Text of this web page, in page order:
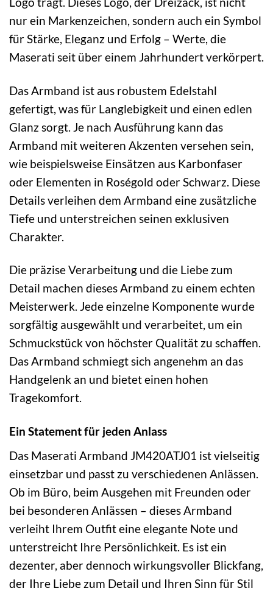
nur ein Markenzeichen, sondern auch ein Symbol
für Stärke, Eleganz und Erfolg – Werte, die
Maserati seit über einem Jahrhundert verkörpert.
Das Armband ist aus robustem Edelstahl
gefertigt, was für Langlebigkeit und einen edlen
Glanz sorgt. Je nach Ausführung kann das
Armband mit weiteren Akzenten versehen sein,
wie beispielsweise Einsätzen aus Karbonfaser
oder Elementen in Roségold oder Schwarz. Diese
Details verleihen dem Armband eine zusätzliche
Tiefe und unterstreichen seinen exklusiven
Charakter.
Die präzise Verarbeitung und die Liebe zum
Detail machen dieses Armband zu einem echten
Meisterwerk. Jede einzelne Komponente wurde
sorgfältig ausgewählt und verarbeitet, um ein
Schmuckstück von höchster Qualität zu schaffen.
Das Armband schmiegt sich angenehm an das
Handgelenk an und bietet einen hohen
Tragekomfort.
Ein Statement für jeden Anlass
Das Maserati Armband JM420ATJ01 ist vielseitig
einsetzbar und passt zu verschiedenen Anlässen.
Ob im Büro, beim Ausgehen mit Freunden oder
bei besonderen Anlässen – dieses Armband
verleiht Ihrem Outfit eine elegante Note und
unterstreicht Ihre Persönlichkeit. Es ist ein
dezenter, aber dennoch wirkungsvoller Blickfang,
der Ihre Liebe zum Detail und Ihren Sinn für Stil